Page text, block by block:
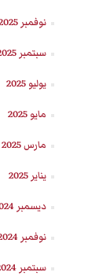
نوفمبر 2025
سبتمبر 2025
يوليو 2025
مايو 2025
مارس 2025
يناير 2025
ديسمبر 2024
نوفمبر 2024
سبتمبر 2024